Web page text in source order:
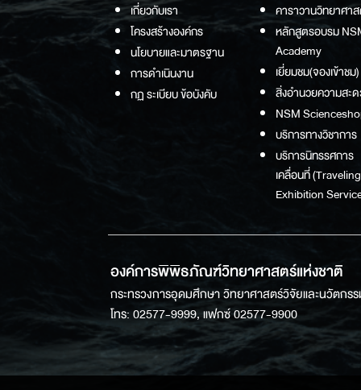
เกี่ยวกับเรา
โครงสร้างองค์กร
นโยบายและมาตรฐาน
การดำเนินงาน
กฏ ระเบียบ ข้อบังคับ
คาราวานวิทยาศา
หลักสูตรอบรม
Academy
เยี่ยมชม(จองเข้าชม)
สิ่งอำนวยความสะ
NSM
บริการทางวิชาการ
บริการนิทรรศการ
เคลื่อนที่ (Traveling
Exhibition
องค์การพิพิธภัณฑ์วิทยาศาสตร์แห่งชาติ
กระทรวงการอุดมศึกษา วิทยาศาสตร์วิจัยและนวัตก
โทร: 02577-9999, แฟกซ์ 02577-9900